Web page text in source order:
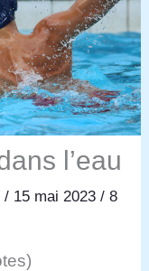
l’eau
/ 15 mai 2023/8